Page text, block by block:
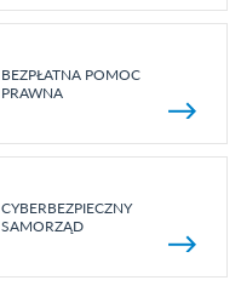
BEZPŁATNA POMOC
PRAWNA
CYBERBEZPIECZNY
SAMORZĄD